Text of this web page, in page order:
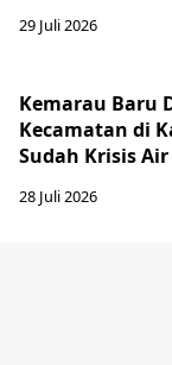
29 Juli 2026
Kemarau Baru
Kecamatan di
Sudah Krisis
28 Juli 2026